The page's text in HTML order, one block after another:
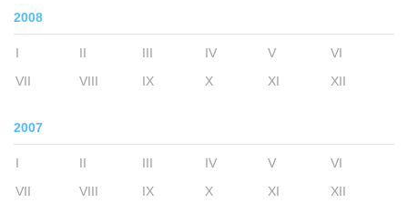
2008
I II III IV V
VI
VII
VIII IX X XI XII
2007
I II III IV V
VI
VII
VIII IX X XI XII